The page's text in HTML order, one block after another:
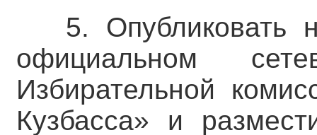
5. Опубликовать
официальном
Избирательной
Кузбасса» и